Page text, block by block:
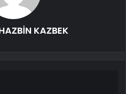
KAZBEK